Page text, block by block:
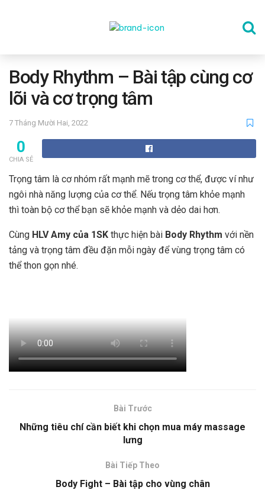
THỂ DỤC
DINH DƯỠNG
SỨC KHỎE TINH THẦN
CÔNG NGHỆ
Body Rhythm – Bài tập cùng cơ
lõi và cơ trọng tâm
7 Tháng Mười Hai, 2022
0
CHIA SẺ
Trọng tâm là cơ nhóm rất mạnh mẽ trong cơ thể, được ví như
ngôi nhà năng lượng của cơ thể. Nếu trọng tâm khỏe mạnh
thì toàn bộ cơ thể bạn sẽ khỏe mạnh và dẻo dai hơn.
Cùng HLV Amy của 1SK thực hiện bài Body Rhythm với nền
tảng và trọng tâm đều đặn mỗi ngày để vùng trọng tâm có
thể thon gọn nhé.
Bài Trước
Những tiêu chí cần biết khi chọn mua máy massage
lưng
Bài Tiếp Theo
Body Fight – Bài tập cho vùng chân